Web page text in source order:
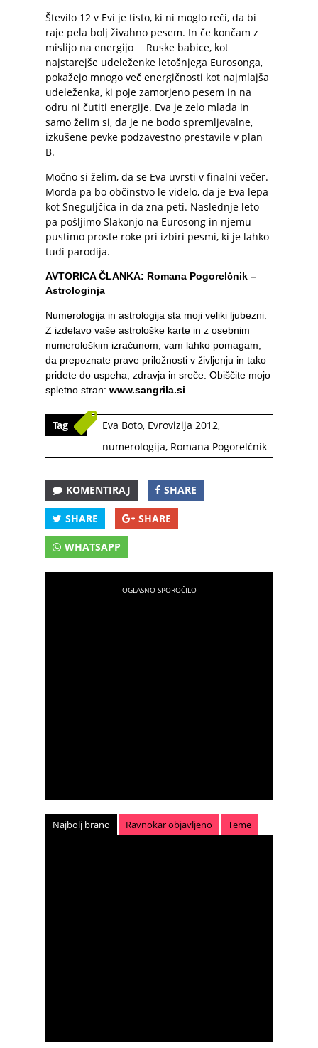
Število 12 v Evi je tisto, ki ni moglo reči, da bi
raje pela bolj živahno pesem. In če končam z
mislijo na energijo… Ruske babice, kot
najstarejše udeleženke letošnjega Eurosonga,
pokažejo mnogo več energičnosti kot najmlajša
udeleženka, ki poje zamorjeno pesem in na
odru ni čutiti energije. Eva je zelo mlada in
samo želim si, da je ne bodo spremljevalne,
izkušene pevke podzavestno prestavile v plan
B.
Močno si želim, da se Eva uvrsti v finalni večer.
Morda pa bo občinstvo le videlo, da je Eva lepa
kot Sneguljčica in da zna peti. Naslednje leto
pa pošljimo Slakonjo na Eurosong in njemu
pustimo proste roke pri izbiri pesmi, ki je lahko
tudi parodija.
AVTORICA ČLANKA: Romana Pogorelčnik –
Astrologinja
Numerologija in astrologija sta moji veliki ljubezni.
Z izdelavo vaše astrološke karte in z osebnim
numerološkim izračunom, vam lahko pomagam,
da prepoznate prave priložnosti v življenju in tako
pridete do uspeha, zdravja in sreče. Obiščite mojo
spletno stran: www.sangrila.si
Tag Eva Boto, Evrovizija 2012,
numerologija, Romana Pogorelčnik
KOMENTIRAJ SHARE
SHARE SHARE
WHATSAPP
Najbolj brano Ravnokar objavljeno Teme